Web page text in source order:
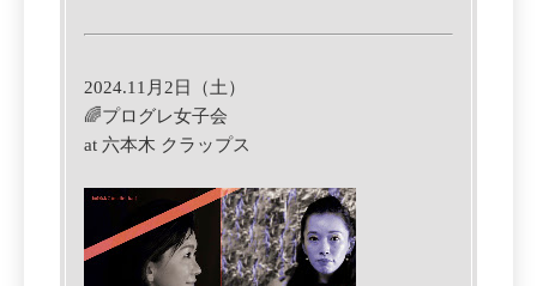
2024.11月2日（土）
🌈プログレ女子会
at 六本木 クラップス